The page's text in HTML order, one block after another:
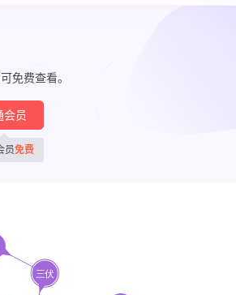
免费查看。
会员
员免费